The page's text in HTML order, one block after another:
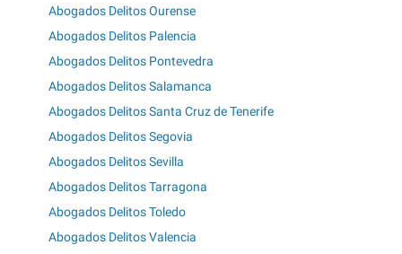
Abogados Delitos Ourense
Abogados Delitos Palencia
Abogados Delitos Pontevedra
Abogados Delitos Salamanca
Abogados Delitos Santa Cruz de Tenerife
Abogados Delitos Segovia
Abogados Delitos Sevilla
Abogados Delitos Tarragona
Abogados Delitos Toledo
Abogados Delitos Valencia